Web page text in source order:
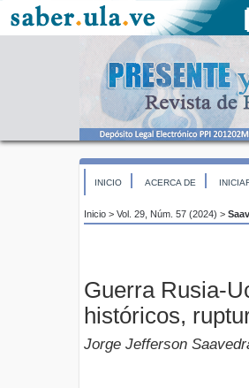
INICIO ACERCA DE
Inicio > Vol. 29, Núm. 57 (2024) >
Guerra Rusia-
históricos,
Jorge Jefferson